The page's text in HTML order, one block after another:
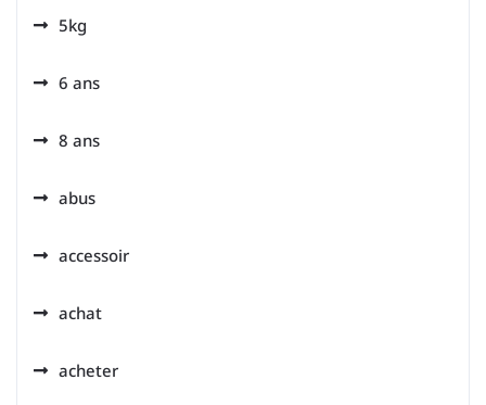
5kg
6 ans
8 ans
abus
accessoir
achat
acheter